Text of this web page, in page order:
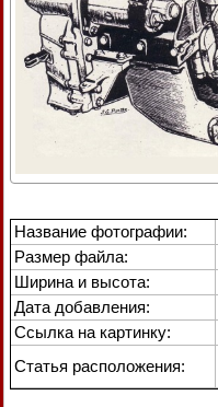
Название фотографии:
Размер файла:
Ширина и высота:
Дата добавления:
Ссылка на картинку:
Статья расположения: